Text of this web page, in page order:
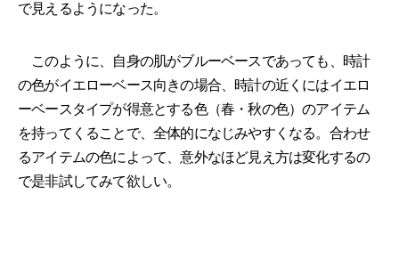
で見えるようになった。
このように、自身の肌がブルーベースであっても、時計
の色がイエローベース向きの場合、時計の近くにはイエロ
ーベースタイプが得意とする色（春・秋の色）のアイテム
を持ってくることで、全体的になじみやすくなる。合わせ
るアイテムの色によって、意外なほど見え方は変化するの
で是非試してみて欲しい。